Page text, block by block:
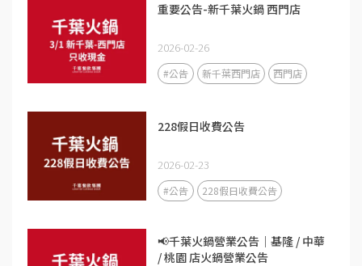
重要公告-新千葉火鍋 西門店
2026-02-26
#公告 新千葉西門店 西門店
228假日收費公告
2026-02-23
#公告 228假日收費公告
📢千葉火鍋營業公告｜基隆 / 中華
/ 桃園 店火鍋營業公告